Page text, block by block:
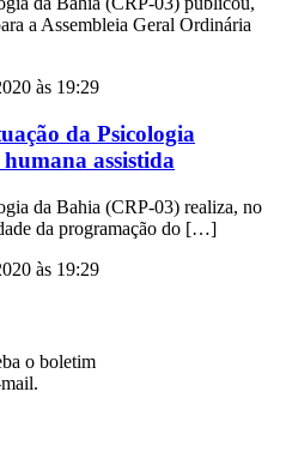
a Assembleia Geral Ordinária
às 19:29
da Psicologia
assistida
da Bahia (CRP-03) realiza, no
da programação do […]
às 19:29
o boletim